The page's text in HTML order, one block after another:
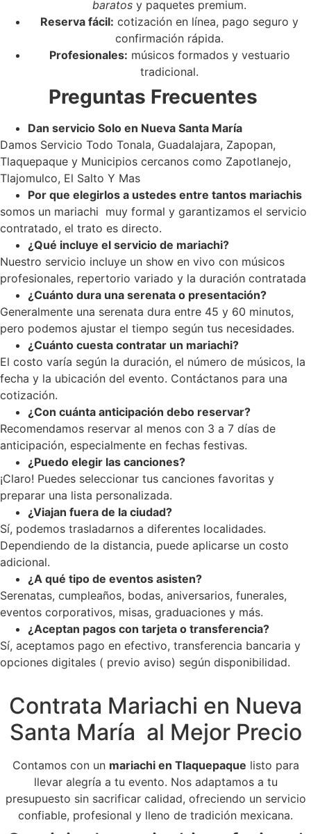
baratos y paquetes premium.
Reserva fácil: cotización en línea, pago seguro y
confirmación rápida.
Profesionales: músicos formados y vestuario
tradicional.
Preguntas Frecuentes
Dan servicio Solo en Nueva Santa María
Damos Servicio Todo Tonala, Guadalajara, Zapopan,
Tlaquepaque y Municipios cercanos como Zapotlanejo,
Tlajomulco, El Salto Y Mas
Por que elegirlos a ustedes entre tantos mariachis
somos un mariachi muy formal y garantizamos el servicio
contratado, el trato es directo.
¿Qué incluye el servicio de mariachi?
Nuestro servicio incluye un show en vivo con músicos
profesionales, repertorio variado y la duración contratada
¿Cuánto dura una serenata o presentación?
Generalmente una serenata dura entre 45 y 60 minutos,
pero podemos ajustar el tiempo según tus necesidades.
¿Cuánto cuesta contratar un mariachi?
El costo varía según la duración, el número de músicos, la
fecha y la ubicación del evento. Contáctanos para una
cotización.
¿Con cuánta anticipación debo reservar?
Recomendamos reservar al menos con 3 a 7 días de
anticipación, especialmente en fechas festivas.
¿Puedo elegir las canciones?
¡Claro! Puedes seleccionar tus canciones favoritas y
preparar una lista personalizada.
¿Viajan fuera de la ciudad?
Sí, podemos trasladarnos a diferentes localidades.
Dependiendo de la distancia, puede aplicarse un costo
adicional.
¿A qué tipo de eventos asisten?
Serenatas, cumpleaños, bodas, aniversarios, funerales,
eventos corporativos, misas, graduaciones y más.
¿Aceptan pagos con tarjeta o transferencia?
Sí, aceptamos pago en efectivo, transferencia bancaria y
opciones digitales ( previo aviso) según disponibilidad.
Contrata Mariachi en Nueva
Santa María al Mejor Precio
Contamos con un mariachi en Tlaquepaque listo para
llevar alegría a tu evento. Nos adaptamos a tu
presupuesto sin sacrificar calidad, ofreciendo un servicio
confiable, profesional y lleno de tradición mexicana.